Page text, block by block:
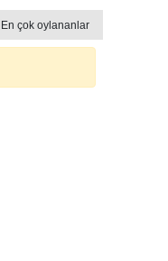
En çok oylananlar